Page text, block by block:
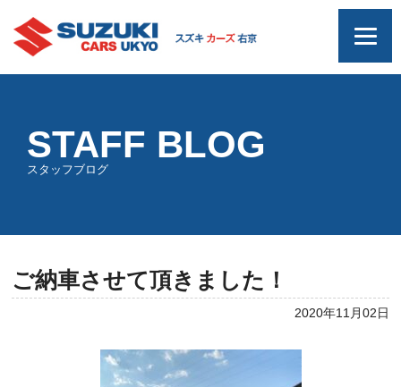
STAFF BLOG
スタッフブログ
ご納車させて頂きました！
2020年11月02日